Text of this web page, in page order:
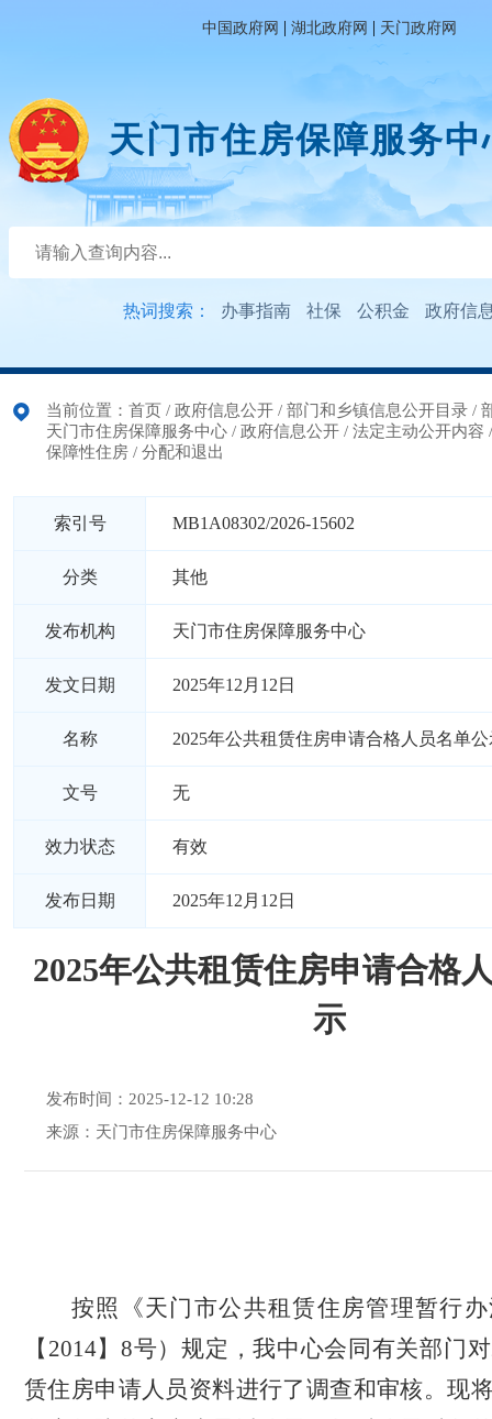
中国政府网 | 湖北政府网 | 天门政府网
天门市住房保障服务中
热词搜索： 办事指南 社保 公积金 政府信
当前位置： 首页 / 政府信息公开 / 部门和乡镇信息公开目录 /
天门市住房保障服务中心 / 政府信息公开 / 法定主动公开内容
保障性住房 / 分配和退出
索引号 MB1A08302/2026-15602
分类 其他
发布机构 天门市住房保障服务中心
发文日期 2025年12月12日
名称 2025年公共租赁住房申请合格人员名单
文号 无
效力状态 有效
发布日期 2025年12月12日
2025年公共租赁住房申请合格
示
发布时间：2025-12-12 10:28
来源：天门市住房保障服务中心
按照《天门市公共租赁住房管理暂行
【2014】8号）规定，我中心会同有关部门
赁住房申请人员资料进行了调查和审核。现